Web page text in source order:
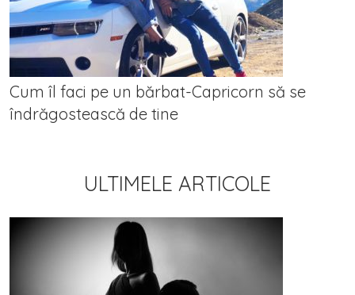
Cum îl faci pe un bărbat-Capricorn să se
îndrăgostească de tine
ULTIMELE ARTICOLE